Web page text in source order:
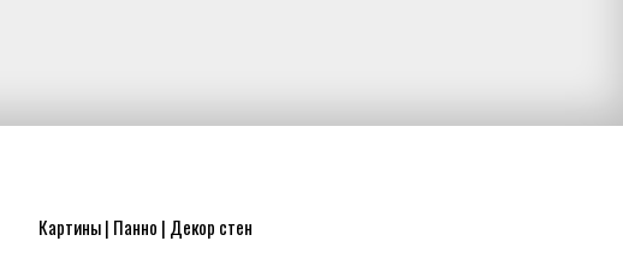
Картины | Панно | Декор стен